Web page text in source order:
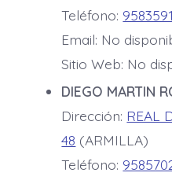
Teléfono:
Email: No
Sitio Web: No
DIEGO MARTIN
Dirección: REAL
48 (ARMILLA)
Teléfono: